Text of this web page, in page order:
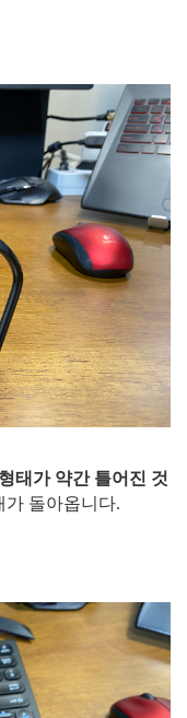
형태가 약간 틀어진 것
가 돌아옵니다.